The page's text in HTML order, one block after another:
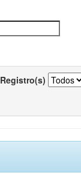
Registro(s)